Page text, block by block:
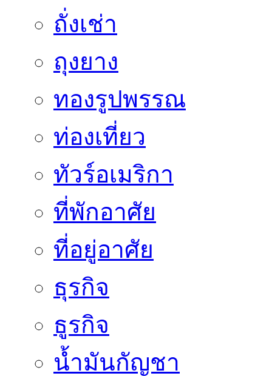
ถั่งเช่า
ถุงยาง
ทองรูปพรรณ
ท่องเที่ยว
ทัวร์อเมริกา
ที่พักอาศัย
ที่อยู่อาศัย
ธุรกิจ
ธูรกิจ
น้ำมันกัญชา